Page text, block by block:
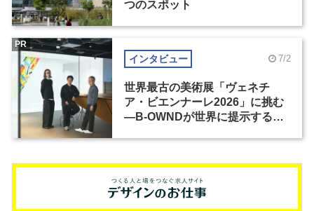
つのスポット
インタビュー 7/2
世界最古の美術展「ヴェネチ
ア・ビエンナーレ2026」に挑む
―B-OWNDが世界に提示する美
PR